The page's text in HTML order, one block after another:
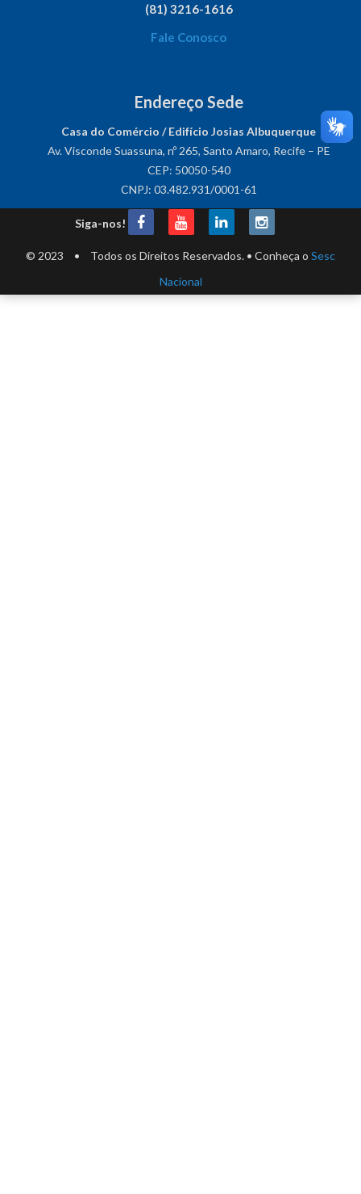
(81) 3216-1616
Fale Conosco
Endereço Sede
Casa do Comércio / Edifício Josias Albuquerque
Av. Visconde Suassuna, nº 265, Santo Amaro, Recife – PE
CEP: 50050-540
CNPJ: 03.482.931/0001-61
Siga-nos!
© 2023 • Todos os Direitos Reservados. • Conheça o Sesc
Nacional